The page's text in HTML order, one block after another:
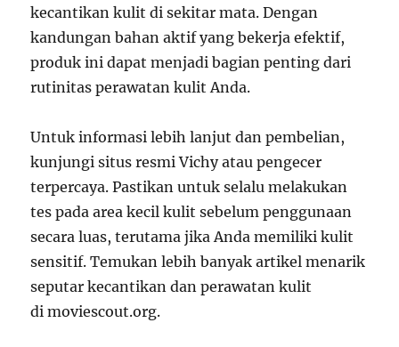
kecantikan kulit di sekitar mata. Dengan
kandungan bahan aktif yang bekerja efektif,
produk ini dapat menjadi bagian penting dari
rutinitas perawatan kulit Anda.
Untuk informasi lebih lanjut dan pembelian,
kunjungi situs resmi Vichy atau pengecer
terpercaya. Pastikan untuk selalu melakukan
tes pada area kecil kulit sebelum penggunaan
secara luas, terutama jika Anda memiliki kulit
sensitif. Temukan lebih banyak artikel menarik
seputar kecantikan dan perawatan kulit
di moviescout.org.